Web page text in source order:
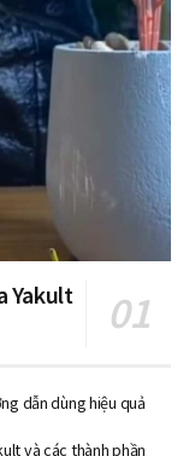
Yakult
dẫn dùng hiệu quả
và các thành phần